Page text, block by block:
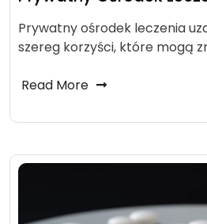
Prywatny ośrodek leczenia
szereg korzyści, które mogą
Read More